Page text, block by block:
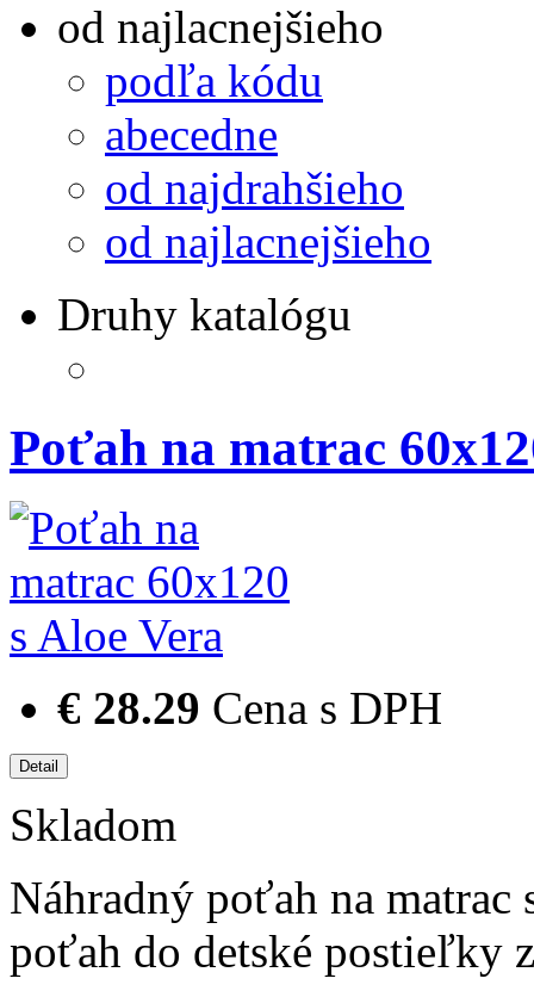
od najlacnejšieho
podľa kódu
abecedne
od najdrahšieho
od najlacnejšieho
Druhy katalógu
Poťah na matrac
€ 28.29 Cena s DPH
Skladom
Náhradný poťah na matrac
poťah do detské